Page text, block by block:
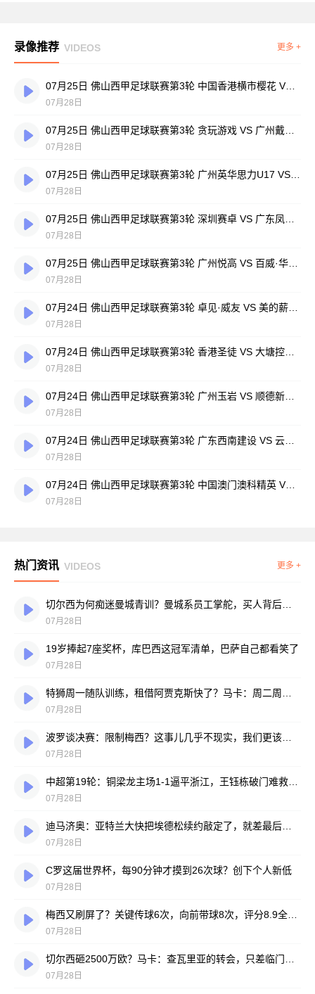
录像推荐 VIDEOS 更多 +
07月25日 佛山西甲足球联赛第3轮 中国香港横市樱花 VS 吉图省实青年 全场录像
07月28日
07月28日
07月28日
07月28日
07月28日
07月28日
07月28日
07月28日
07月28日
07月24日 佛山西甲足球联赛第3轮 中国澳门澳科精英 VS 藝品高國際 全场录像
07月28日
热门资讯 VIDEOS 更多 +
07月28日
19岁捧起7座奖杯，库巴西这冠军清单，巴萨自己都看笑了
07月28日
07月28日
07月28日
07月28日
07月28日
C罗这届世界杯，每90分钟才摸到26次球？创下个人新低
07月28日
07月28日
07月28日